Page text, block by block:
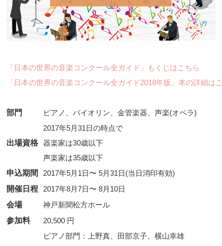
「日本の世界の音楽コンクール全ガイド」もくじはこちら
「日本の世界の音楽コンクール全ガイド2018年版」本の詳細は
部門 ピアノ、バイオリン、金管楽器、声楽(オペラ)
出場資格
2017年5月31日の時点で
器楽家は30歳以下
声楽家は35歳以下
申込期間
2017年5月1日〜 5月31日(当日消印有効)
開催日程
2017年8月7日〜 8月10日
会場
神戸新聞松方ホール
参加料
20,500 円
ピアノ部門：上野真、田部京子、横山幸雄